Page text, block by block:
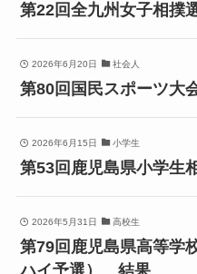
第22回全九州女子相
2026年6月20日 社会人
第80回国民スポーツ
2026年6月15日 小学生
第53回鹿児島県小学
2026年5月31日 高校生
第79回鹿児島県高等学
ハイ予選） 結果